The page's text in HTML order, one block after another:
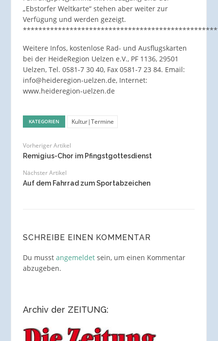
„Ebstorfer Weltkarte“ stehen aber weiter zur
Verfügung und werden gezeigt.
Weitere Infos, kostenlose Rad- und Ausflugskarten
bei der HeideRegion Uelzen e.V., PF 1136, 29501
Uelzen, Tel. 0581-7 30 40, Fax 0581-7 23 84. Email:
info@heideregion-uelzen.de, Internet:
www.heideregion-uelzen.de
KATEGORIEN Kultur|Termine
Vorheriger Artikel
Remigius-Chor im Pfingstgottesdienst
Nächster Artikel
Auf dem Fahrrad zum Sportabzeichen
SCHREIBE EINEN KOMMENTAR
Du musst angemeldetsein, um einen Kommentar
abzugeben.
Archiv der ZEITUNG: